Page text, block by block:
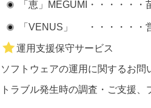
「恵」MEGUMI・・・・・
「VENUS」 ・・・・・・
運用支援保守サービス
ソフトウェアの運用に関するお問
トラブル発生時の調査・ご支援